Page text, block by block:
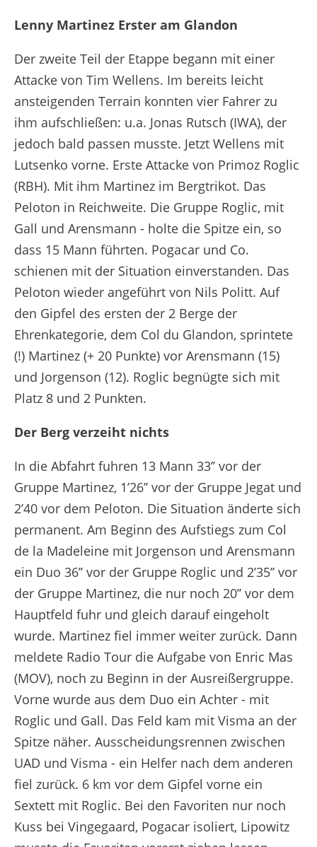
Lenny Martinez Erster am Glandon
Der zweite Teil der Etappe begann mit einer
Attacke von Tim Wellens. Im bereits leicht
ansteigenden Terrain konnten vier Fahrer zu
ihm aufschließen: u.a. Jonas Rutsch (IWA), der
jedoch bald passen musste. Jetzt Wellens mit
Lutsenko vorne. Erste Attacke von Primoz Roglic
(RBH). Mit ihm Martinez im Bergtrikot. Das
Peloton in Reichweite. Die Gruppe Roglic, mit
Gall und Arensmann - holte die Spitze ein, so
dass 15 Mann führten. Pogacar und Co.
schienen mit der Situation einverstanden. Das
Peloton wieder angeführt von Nils Politt. Auf
den Gipfel des ersten der 2 Berge der
Ehrenkategorie, dem Col du Glandon, sprintete
(!) Martinez (+ 20 Punkte) vor Arensmann (15)
und Jorgenson (12). Roglic begnügte sich mit
Platz 8 und 2 Punkten.
Der Berg verzeiht nichts
In die Abfahrt fuhren 13 Mann 33’’ vor der
Gruppe Martinez, 1’26’’ vor der Gruppe Jegat und
2’40 vor dem Peloton. Die Situation änderte sich
permanent. Am Beginn des Aufstiegs zum Col
de la Madeleine mit Jorgenson und Arensmann
ein Duo 36’’ vor der Gruppe Roglic und 2’35’’ vor
der Gruppe Martinez, die nur noch 20’’ vor dem
Hauptfeld fuhr und gleich darauf eingeholt
wurde. Martinez fiel immer weiter zurück. Dann
meldete Radio Tour die Aufgabe von Enric Mas
(MOV), noch zu Beginn in der Ausreißergruppe.
Vorne wurde aus dem Duo ein Achter - mit
Roglic und Gall. Das Feld kam mit Visma an der
Spitze näher. Ausscheidungsrennen zwischen
UAD und Visma - ein Helfer nach dem anderen
fiel zurück. 6 km vor dem Gipfel vorne ein
Sextett mit Roglic. Bei den Favoriten nur noch
Kuss bei Vingegaard, Pogacar isoliert, Lipowitz